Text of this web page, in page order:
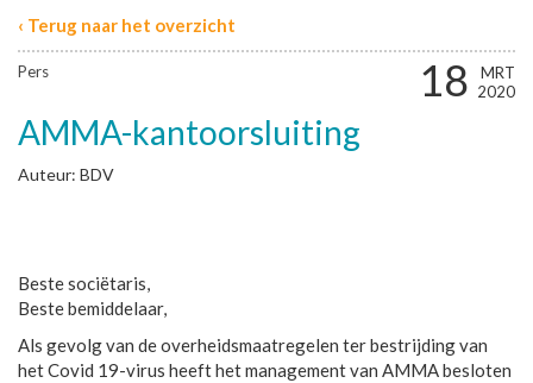
‹ Terug naar het overzicht
18
MRT
2020
Pers
AMMA-kantoorsluiting
Auteur: BDV
Beste sociëtaris,
Beste bemiddelaar,
Als gevolg van de overheidsmaatregelen ter bestrijding van
het Covid 19-virus heeft het management van AMMA besloten